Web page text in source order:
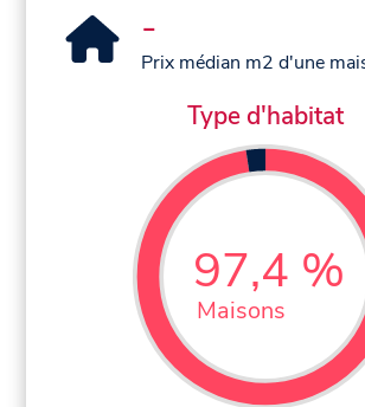
-
Prix médian m2 d'une
Type d'habitat
97,4 %
Maisons